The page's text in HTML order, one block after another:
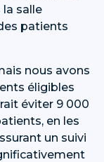
la salle
patients
nous avons
éligibles
éviter 9 000
en les
un suivi